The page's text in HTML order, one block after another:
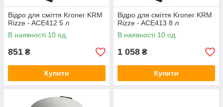
Відро для сміття Kroner KRM
Rizze - ACE412 5 л
В наявності 10 од.
851 ₴
Купити
Відро для сміття Kroner KRM
Rizze - ACE413 8 л
В наявності 10 од.
1 058 ₴
Купити